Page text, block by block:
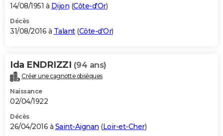
14/08/1951 à Dijon (Côte-d'Or)
Décès
31/08/2016 à Talant(Côte-d'Or)
Ida ENDRIZZI (94 ans)
Créer une cagnotte obsèques
Naissance
02/04/1922
Décès
26/04/2016 à Saint-Aignan (Loir-et-Cher)